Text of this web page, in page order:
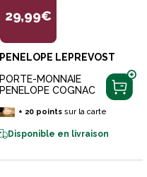
29,99€
PENELOPE LEPREVOST
PORTE-MONNAIE
PENELOPE COGNAC
+ 20pointssur la carte
Disponible en livraison